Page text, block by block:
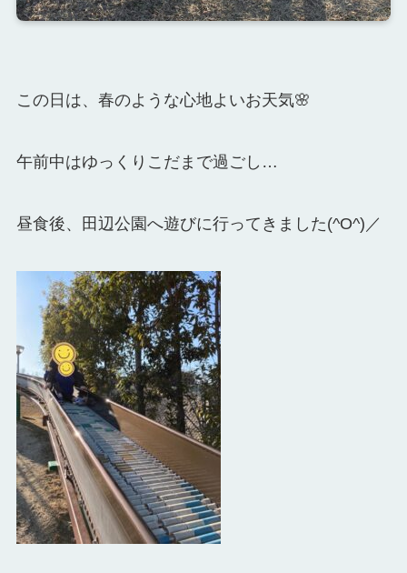
この日は、春のような心地よいお天気🌸
午前中はゆっくりこだまで過ごし…
昼食後、田辺公園へ遊びに行ってきました(^O^)／